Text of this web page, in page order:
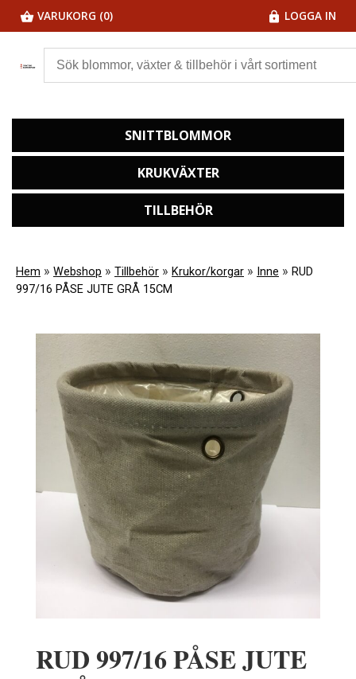
VARUKORG (0) LOGGA IN
SNITTBLOMMOR
KRUKVÄXTER
TILLBEHÖR
Hem » Webshop » Tillbehör » Krukor/korgar » Inne » RUD
997/16 PÅSE JUTE GRÅ 15CM
RUD 997/16 PÅSE JUTE